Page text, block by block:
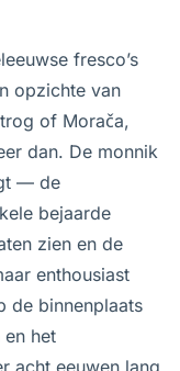
fresco’s
opzichte van
of Morača,
dan. De monnik
— de
bejaarde
zien en de
enthousiast
de binnenplaats
het
acht eeuwen lang